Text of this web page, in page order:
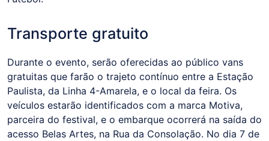
Transporte gratuito
Durante o evento, serão oferecidas ao público vans
gratuitas que farão o trajeto contínuo entre a Estação
Paulista, da Linha 4-Amarela, e o local da feira. Os
veículos estarão identificados com a marca Motiva,
parceira do festival, e o embarque ocorrerá na saída do
acesso Belas Artes, na Rua da Consolação. No dia 7 de